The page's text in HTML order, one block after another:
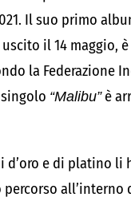
Il suo primo
uscito il 14 maggio,
la Federazione
“Malibu”è
d’oro e di platino li
percorso all’interno